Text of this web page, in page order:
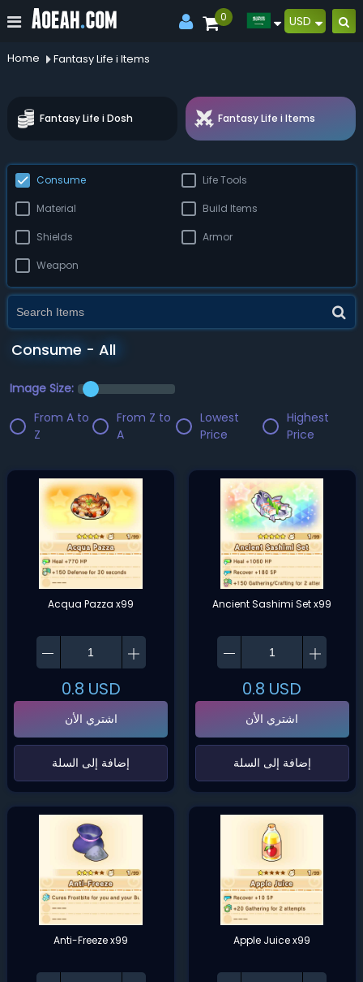
0 USD
Home Fantasy Life i Items
Fantasy Life i Dosh Fantasy Life i Items
Consume Life Tools
Material Build Items
Shields Armor
Weapon
Consume - All
Image Size:
From A to
Z
From Z to
A
Lowest
Price
Highest
Price
Acqua Pazza x99
0.8 USD
اشتري الأن
‌إضافة إلى السلة‌
Ancient Sashimi Set x99
0.8 USD
اشتري الأن
‌إضافة إلى السلة‌
Anti-Freeze x99 Apple Juice x99